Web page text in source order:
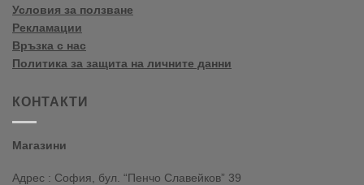
Условия за ползване
Рекламации
Връзка с нас
Политика за защита на личните данни
КОНТАКТИ
Магазини
Адрес : София, бул. “Пенчо Славейков” 39